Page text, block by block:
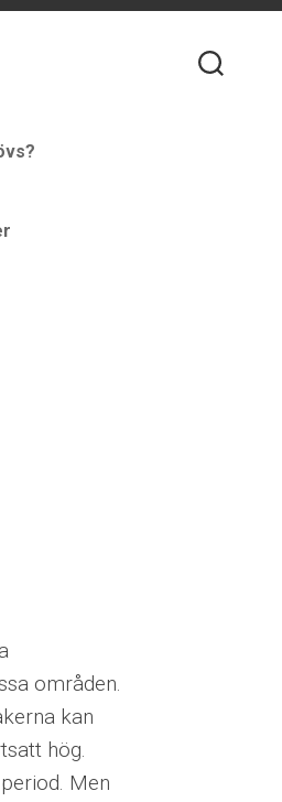
områden.
kan
hög.
Men